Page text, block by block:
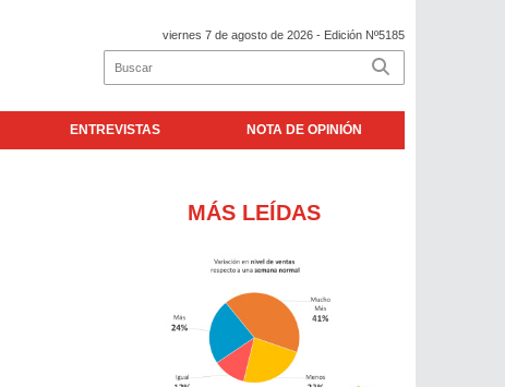
viernes 7 de agosto de 2026 - Edición Nº5185
ENTREVISTAS NOTA DE OPINIÓN
MÁS LEÍDAS